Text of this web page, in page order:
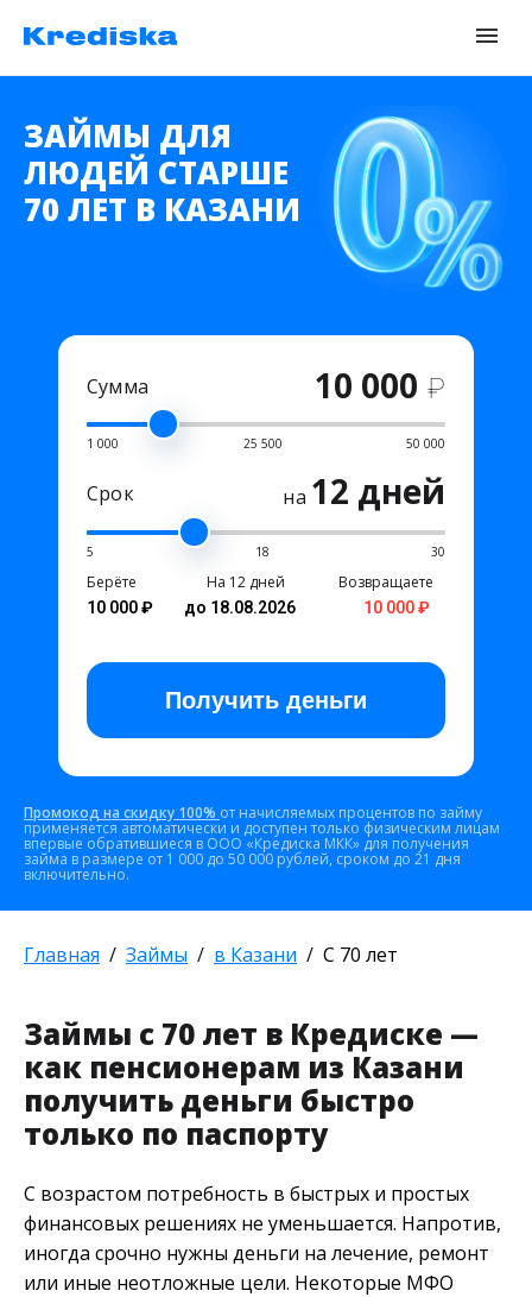
ЗАЙМЫ ДЛЯ
ЛЮДЕЙ СТАРШЕ
70 ЛЕТ В КАЗАНИ
Сумма 10 000 ₽
1 000 25 500 50 000
Срок на 12 дней
5 18 30
Берёте
10 000 ₽
На 12 дней
до 18.08.2026
Возвращаете
10 000 ₽
Получить деньги
Промокод на скидку 100% от начисляемых процентов по займу
применяется автоматически и доступен только физическим лицам
впервые обратившиеся в ООО «Кредиска МКК» для получения
займа в размере от 1 000 до 50 000 рублей, сроком до 21 дня
включительно.
Главная Займы в Казани С 70 лет
Займы с 70 лет в Кредиске —
как пенсионерам из Казани
получить деньги быстро
только по паспорту
С возрастом потребность в быстрых и простых
финансовых решениях не уменьшается. Напротив,
иногда срочно нужны деньги на лечение, ремонт
или иные неотложные цели. Некоторые МФО